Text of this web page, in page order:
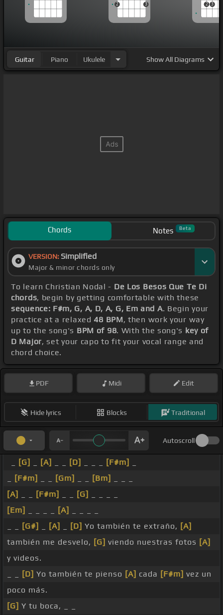
2
3
2 3
Guitar Piano Ukulele ShowAll Diagrams
Chords Notes Beta
VERSION: Simplified
Major & minor chords only
To learn Christian Nodal - De Los Besos Que Te Di
chords, begin by getting comfortable with these
sequence: F#m, G, A, D, A, G, Em and A. Begin your
practice at a relaxed48 BPM, then work your way
up to the song's BPM of 98. With the song's key of
D Major, set your capo to fit your vocal range and
chord choice.
PDF Midi Edit
Hide lyrics Blocks Traditional
Autoscroll
[G] [A] [D] [F#m]
[F#m] [Gm] [Bm]
[A]
[F#m] [G]
[Em]
[A]
[G#] [A] [D] Yo también te extraño, [A]
también me desvelo, [G] viendo nuestras fotos [A]
y videos.
[D] Yo también te pienso [A] cada [F#m] vez un
poco más.
[G] Y tu boca, _ _